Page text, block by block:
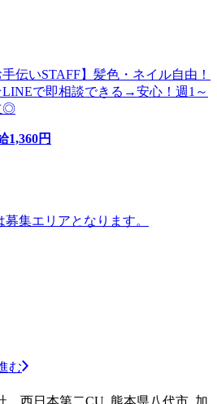
伝いSTAFF】髪色・ネイル自由！
で即相談できる→安心！週1～
◎
1,360円
集エリアとなります。
む
西日本第二CU_熊本県八代市_加